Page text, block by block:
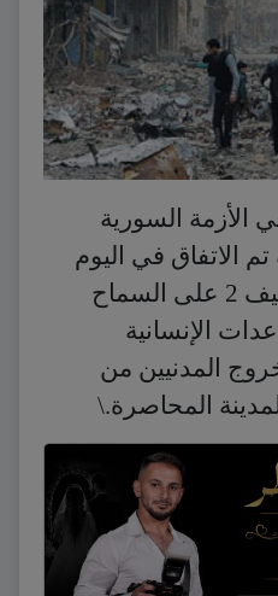
الأزمة السورية
تم الاتفاق في اليوم
الثاني من محادثات جنيف 2 على السماح
الإنسانية
المدنيين من
المحاصرة.\